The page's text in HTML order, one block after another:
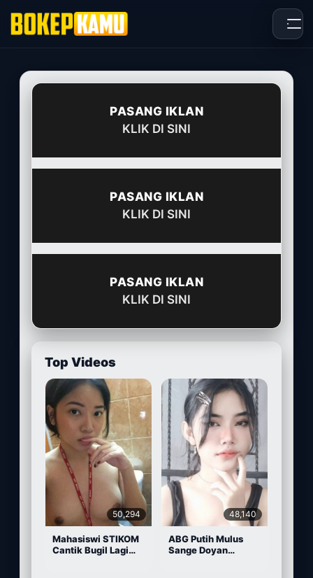
PASANG IKLAN
KLIK DI SINI
PASANG IKLAN
KLIK DI SINI
PASANG IKLAN
KLIK DI SINI
Top Videos
50,294
Mahasiswi STIKOM
Cantik Bugil Lagi
48,140
ABG Putih Mulus
Sange Doyan